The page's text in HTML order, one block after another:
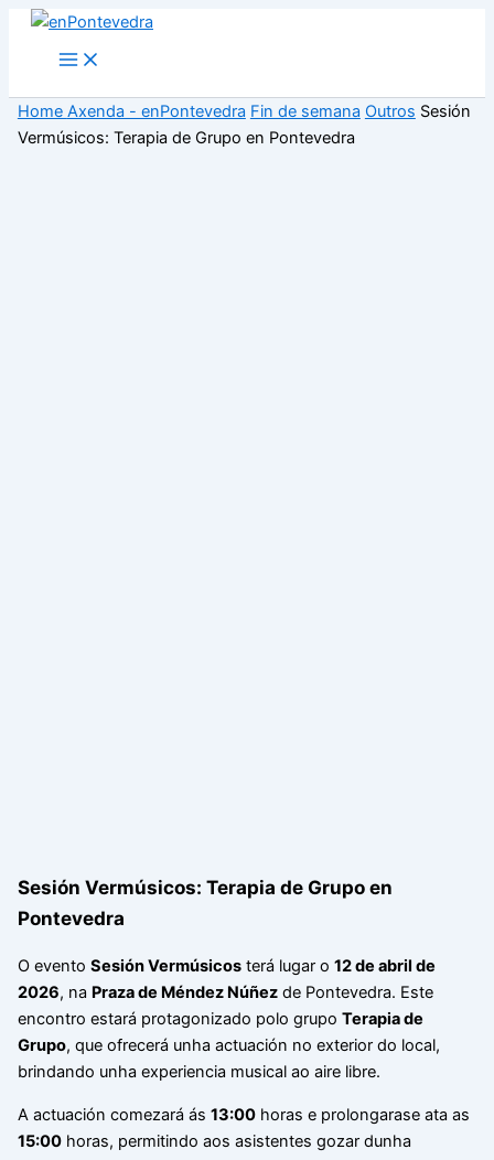
Main
Menu
Home Axenda - enPontevedra Fin de semana Outros Sesión
Vermúsicos: Terapia de Grupo en Pontevedra
Sesión Vermúsicos: Terapia de Grupo en
Pontevedra
O evento Sesión Vermúsicosterá lugar o 12 de abril de
2026, na Praza de Méndez Núñezde Pontevedra. Este
encontro estará protagonizado polo grupo Terapia de
Grupo, que ofrecerá unha actuación no exterior do local,
brindando unha experiencia musical ao aire libre.
A actuación comezará ás 13:00horas e prolongarase ata as
15:00horas, permitindo aos asistentes gozar dunha